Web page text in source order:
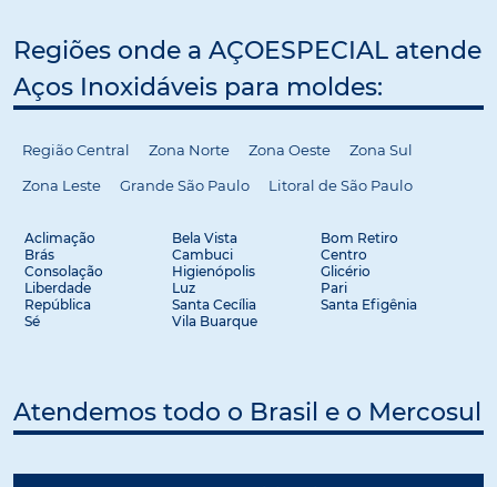
Regiões onde a AÇOESPECIAL atende
Aços Inoxidáveis para moldes:
Região Central Zona Norte Zona Oeste
Zona Sul
Zona Leste
Grande São Paulo Litoral de São Paulo
Aclimação Bela Vista
Bom Retiro
Brás
Cambuci
Centro
Consolação
Higienópolis
Glicério
Liberdade
Luz
Pari
República
Santa Cecília
Santa Efigênia
Sé
Vila Buarque
Atendemos todo o Brasil e o Mercosul